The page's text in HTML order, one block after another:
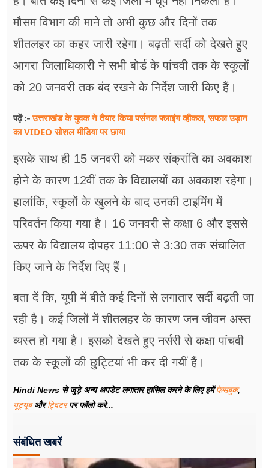
ब्‍यूटी
शिक्षा
अन्य खबरें
मौसम विभाग की माने तो अभी कुछ और दिनों तक
शीतलहर का कहर जारी रहेगा। बढ़ती सर्दी को देखते हुए
आगरा जिलाधिकारी ने सभी बोर्ड के पांचवी तक के स्कूलों
को 20 जनवरी तक बंद रखने के निर्देश जारी किए हैं।
पढ़ें :-उत्तराखंड के युवक ने तैयार किया पर्सनल फ्लाइंग व्हीकल, सफल उड़ान
का VIDEO सोशल मीडिया पर छाया
इसके साथ ही 15 जनवरी को मकर संक्रांति का अवकाश
होने के कारण 12वीं तक के विद्यालयों का अवकाश रहेगा।
हालांकि, स्कूलों के खुलने के बाद उनकी टाइमिंग में ​
परिवर्तन किया गया है। 16 जनवरी से कक्षा 6 और इससे
ऊपर के विद्यालय दोपहर 11:00 से 3:30 तक संचालित
किए जाने के निर्देश दिए हैं।
बता दें कि, यूपी में बीते कई दिनों से लगातार सर्दी बढ़ती जा
रही है। कई​ जिलों में शीतलहर के कारण जन जीवन अस्त
व्यस्त हो गया है। इसको देखते हुए नर्सरी से कक्षा पांचवी
तक के स्कूलों की छुट्टियां भी कर दी गयीं हैं।
Hindi News से जुड़े अन्य अपडेट लगातार हासिल करने के लिए हमेंफेसबुक,
यूट्यूबऔरट्विटरपर फॉलो करे...
संबंधित खबरें